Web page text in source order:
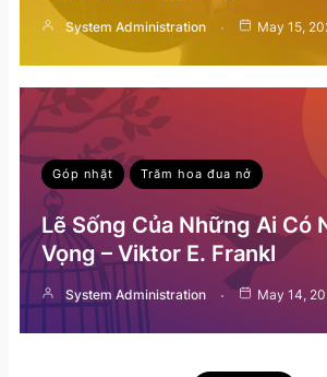
System Administration May 15,
Góp nhặt Trăm hoa đua nở
Lẽ Sống Của Những Ai Có
Vọng – Viktor E. Frankl
System Administration May 14,